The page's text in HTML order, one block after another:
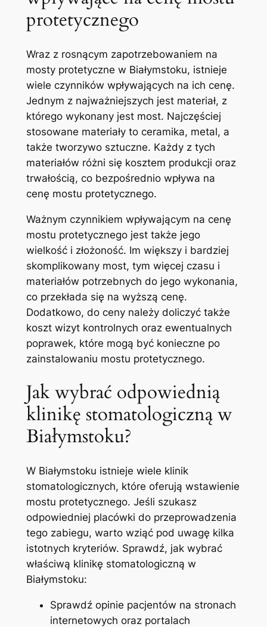
protetycznego
Wraz⁢ z rosnącym zapotrzebowaniem na​
mosty protetyczne w ⁣Białymstoku, istnieje
⁤wiele czynników wpływających na ⁣ich cenę.
⁣Jednym z najważniejszych ‌jest materiał, z
którego‌ wykonany jest most. Najczęściej
stosowane materiały ‍to ceramika,⁢ metal, a
także tworzywo sztuczne. Każdy z tych
materiałów różni​ się kosztem produkcji⁤ oraz
trwałością, co bezpośrednio⁤ wpływa na
cenę mostu protetycznego.
Ważnym czynnikiem wpływającym na cenę
mostu ⁢protetycznego jest także ⁢jego
wielkość i złożoność.​ Im większy i bardziej
skomplikowany most, tym więcej czasu⁣ i
materiałów ​potrzebnych do jego wykonania,
co ⁣przekłada‍ się na wyższą‍ cenę.
Dodatkowo,⁢ do ceny należy doliczyć⁣ także​
koszt wizyt ​kontrolnych oraz ewentualnych
poprawek, które⁣ mogą być konieczne⁤ po
zainstalowaniu mostu protetycznego.
Jak wybrać odpowiednią
klinikę stomatologiczną w
Białymstoku?
W Białymstoku istnieje wiele klinik
stomatologicznych,⁣ które oferują wstawienie⁢
mostu ​protetycznego. Jeśli ⁤szukasz⁢
odpowiedniej placówki do przeprowadzenia
tego⁣ zabiegu, warto wziąć pod uwagę kilka
⁢istotnych‍ kryteriów. Sprawdź, jak wybrać
właściwą​ klinikę stomatologiczną w
Białymstoku:
Sprawdź opinie pacjentów na⁤ stronach
internetowych oraz portalach